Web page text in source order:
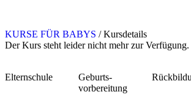
KURSE FÜR BABYS /Kursdetails
Der Kurs steht leider nicht mehr zur Verfügung.
Elternschule
Geburts-
vorbereitung